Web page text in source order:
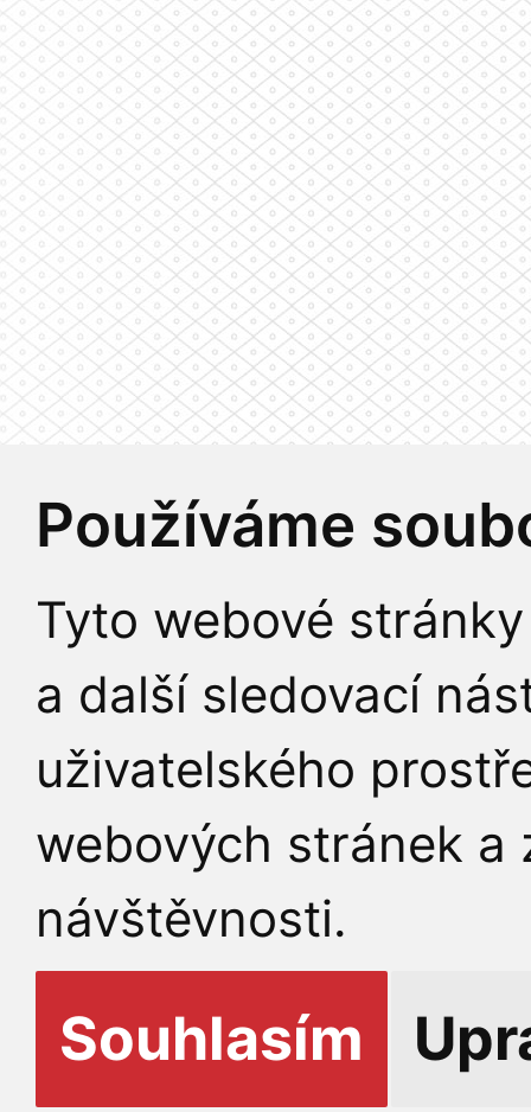
Používáme
Tyto webové
a další sledovací
uživatelského
webových stránek a
návštěvnosti.
Souhlasím